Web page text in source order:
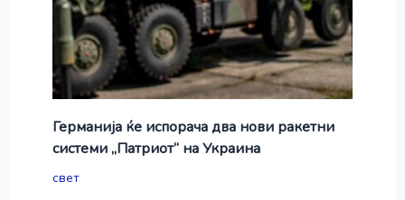
Германија ќе испорача два нови ракетни
системи „Патриот“ на Украина
свет